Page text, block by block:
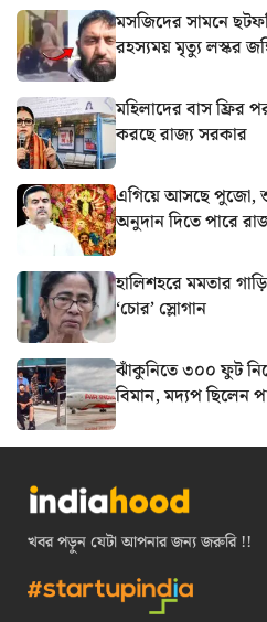
মসজিদের সামনে
রহস্যময় মৃত্যু লস্কর
মহিলাদের বাস ফ্রির
করছে রাজ্য সরকার
এগিয়ে আসছে পুজো,
অনুদান দিতে পারে
হালিশহরে মমতার
‘চোর’ স্লোগান
ঝাঁকুনিতে ৩০০ ফুট
বিমান, মদ্যপ ছিলেন
খবর পড়ুন যেটা আপনার জন্য জরুরি !!